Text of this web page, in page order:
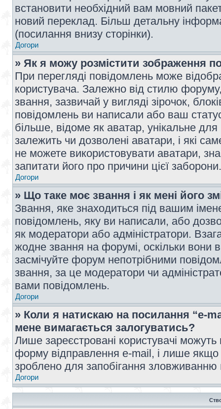
встановити необхідний вам мовний
новий переклад. Більш детальну
(посилання внизу сторінки).
Догори
» Як я можу розмістити зображення
При перегляді повідомлень може
користувача. Залежно від стилю
звання, зазвичай у вигляді зірочок,
повідомлень ви написали або ваш
більше, відоме як аватар, унікальне
залежить чи дозволені аватари, і які
не можете використовувати аватари,
запитати його про причини цієї заборони.
Догори
» Що таке моє звання і як мені його
Звання, яке знаходиться під вашим
повідомлень, яку ви написали, або
як модератори або адміністратори.
жодне звання на форумі, оскільки вони
засмічуйте форум непотрібними
звання, за це модератори чи
вами повідомлень.
Догори
» Коли я натискаю на посилання “e-
мене вимагається залогуватись?
Лише зареєстровані користувачі
форму відправлення e-mail, і лише
зроблено для запобігання
Догори